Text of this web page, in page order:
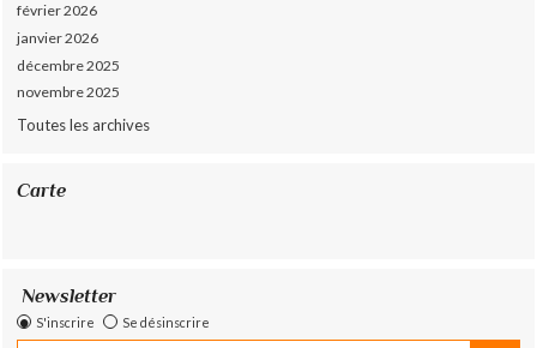
février 2026
janvier 2026
décembre 2025
novembre 2025
Toutes les archives
Carte
Newsletter
S'inscrire Se désinscrire